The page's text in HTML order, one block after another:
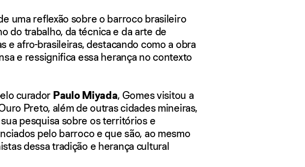
uma reflexão sobre o barroco brasileiro
do trabalho, da técnica e da arte de
e afro-brasileiras, destacando como a obra
e ressignifica essa herança no contexto
curador Paulo Miyada, Gomes visitou a
Preto, além de outras cidades mineiras,
pesquisa sobre os territórios e
pelo barroco e que são, ao mesmo
dessa tradição e herança cultural